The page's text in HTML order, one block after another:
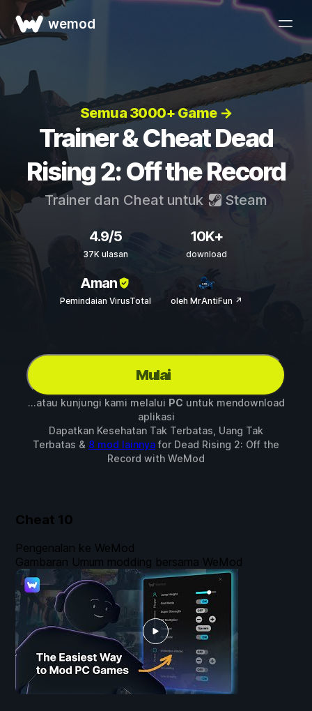
wemod
Semua 3000+ Game →
Trainer & Cheat Dead
Rising 2: Off the Record
Trainer dan Cheat untuk Steam
4.9/5
37K ulasan
10K+
download
Aman
Pemindaian VirusTotal oleh MrAntiFun ↗
Mulai
...atau kunjungi kami melalui PC untuk mendownload
aplikasi
Dapatkan Kesehatan Tak Terbatas, Uang Tak
Terbatas & 8 mod lainnyafor Dead Rising 2: Off the
Record with WeMod
Cheat 10
Pengenalan ke WeMod
Gambaran Umum modding bersama WeMod